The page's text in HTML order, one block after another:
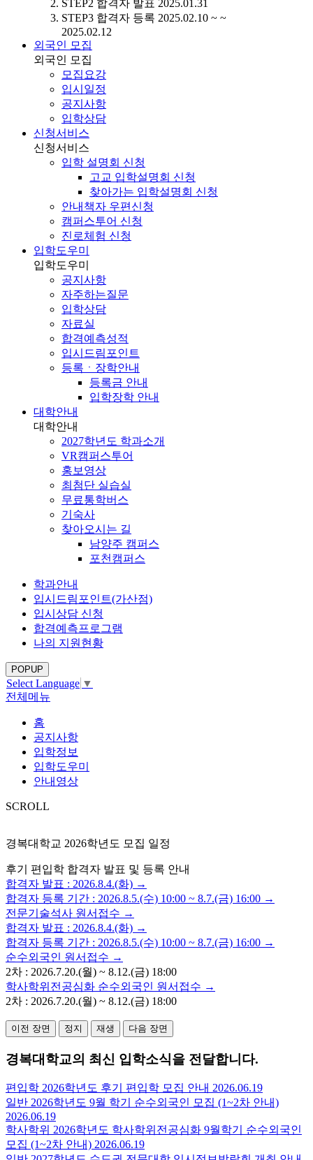
STEP2 합격자 발표 2025.01.31
STEP3 합격자 등록 2025.02.10 ~ ~
2025.02.12
외국인 모집
외국인 모집
모집요강
입시일정
공지사항
입학상담
신청서비스
신청서비스
입학 설명회 신청
고교 입학설명회 신청
찾아가는 입학설명회 신청
안내책자 우편신청
캠퍼스투어 신청
진로체험 신청
입학도우미
입학도우미
공지사항
자주하는질문
입학상담
자료실
합격예측성적
입시드림포인트
등록ㆍ장학안내
등록금 안내
입학장학 안내
대학안내
대학안내
2027학년도 학과소개
VR캠퍼스투어
홍보영상
최첨단 실습실
무료통학버스
기숙사
찾아오시는 길
남양주 캠퍼스
포천캠퍼스
학과안내
입시드림포인트(가산점)
입시상담 신청
합격예측프로그램
나의 지원현황
POPUP
Select Language ▼
전체메뉴
홈
공지사항
입학정보
입학도우미
안내영상
SCROLL
경복대학교 2026학년도 모집 일정
후기 편입학 합격자 발표 및 등록 안내
합격자 발표 : 2026.8.4.(화) →
합격자 등록 기간 : 2026.8.5.(수) 10:00 ~ 8.7.(금) 16:00 →
전문기술석사 원서접수 →
합격자 발표 : 2026.8.4.(화) →
합격자 등록 기간 : 2026.8.5.(수) 10:00 ~ 8.7.(금) 16:00 →
순수외국인 원서접수 →
2차 : 2026.7.20.(월) ~ 8.12.(금) 18:00
학사학위전공심화 순수외국인 원서접수 →
2차 : 2026.7.20.(월) ~ 8.12.(금) 18:00
이전 장면 정지 재생 다음 장면
경복대학교의 최신 입학소식을 전달합니다.
편입학 2026학년도 후기 편입학 모집 안내 2026.06.19
일반 2026학년도 9월 학기 순수외국인 모집 (1~2차 안내)
2026.06.19
학사학위 2026학년도 학사학위전공심화 9월학기 순수외국인
모집 (1~2차 안내) 2026.06.19